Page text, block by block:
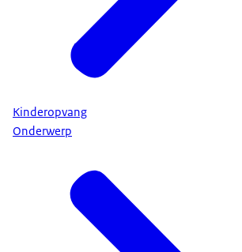
Kinderopvang
Onderwerp